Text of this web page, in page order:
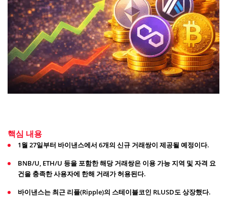
핵심 내용
1월 27일부터 바이낸스에서 6개의 신규 거래쌍이 제공될 예정이다.
BNB/U, ETH/U 등을 포함한 해당 거래쌍은 이용 가능 지역 및 자격 요
건을 충족한 사용자에 한해 거래가 허용된다.
바이낸스는 최근 리플(Ripple)의 스테이블코인 RLUSD도 상장했다.